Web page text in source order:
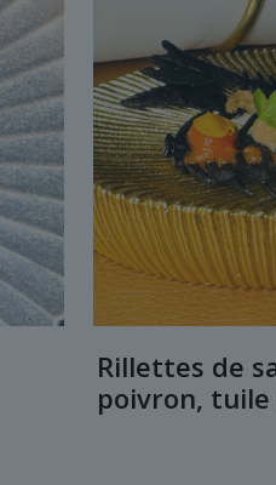
Rillettes de
poivron, tuile